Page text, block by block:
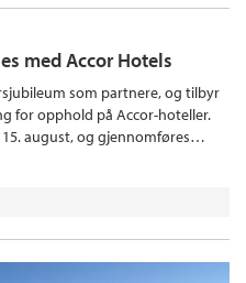
med Accor Hotels
som partnere, og tilbyr
for opphold på Accor-hoteller.
august, og gjennomføres…